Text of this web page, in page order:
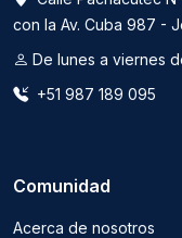
con la Av. Cuba 987 -
De lunes a viernes
+51 987 189 095
Comunidad
Acerca de nosotros